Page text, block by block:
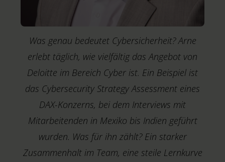
Was genau bedeutet Cybersicherheit? Arne
erlebt täglich, wie vielfältig das Angebot von
Deloitte im Bereich Cyber ist. Ein Beispiel ist
das Cybersecurity Strategy Assessment eines
DAX-Konzerns, bei dem Interviews mit
Mitarbeitenden in Mexiko bis Indien geführt
wurden. Was für ihn zählt? Ein starker
Zusammenhalt im Team, eine steile Lernkurve